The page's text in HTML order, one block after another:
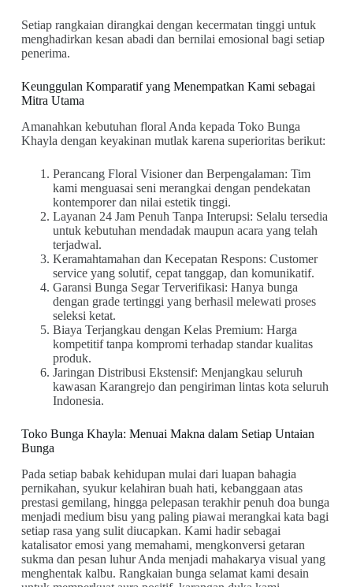
Setiap rangkaian dirangkai dengan kecermatan tinggi untuk
menghadirkan kesan abadi dan bernilai emosional bagi setiap
penerima.
Keunggulan Komparatif yang Menempatkan Kami sebagai
Mitra Utama
Amanahkan kebutuhan floral Anda kepada Toko Bunga
Khayla dengan keyakinan mutlak karena superioritas berikut:
Perancang Floral Visioner dan Berpengalaman: Tim
kami menguasai seni merangkai dengan pendekatan
kontemporer dan nilai estetik tinggi.
Layanan 24 Jam Penuh Tanpa Interupsi: Selalu tersedia
untuk kebutuhan mendadak maupun acara yang telah
terjadwal.
Keramahtamahan dan Kecepatan Respons: Customer
service yang solutif, cepat tanggap, dan komunikatif.
Garansi Bunga Segar Terverifikasi: Hanya bunga
dengan grade tertinggi yang berhasil melewati proses
seleksi ketat.
Biaya Terjangkau dengan Kelas Premium: Harga
kompetitif tanpa kompromi terhadap standar kualitas
produk.
Jaringan Distribusi Ekstensif: Menjangkau seluruh
kawasan Karangrejo dan pengiriman lintas kota seluruh
Indonesia.
Toko Bunga Khayla: Menuai Makna dalam Setiap Untaian
Bunga
Pada setiap babak kehidupan mulai dari luapan bahagia
pernikahan, syukur kelahiran buah hati, kebanggaan atas
prestasi gemilang, hingga pelepasan terakhir penuh doa bunga
menjadi medium bisu yang paling piawai merangkai kata bagi
setiap rasa yang sulit diucapkan. Kami hadir sebagai
katalisator emosi yang memahami, mengkonversi getaran
sukma dan pesan luhur Anda menjadi mahakarya visual yang
menghentak kalbu. Rangkaian bunga selamat kami desain